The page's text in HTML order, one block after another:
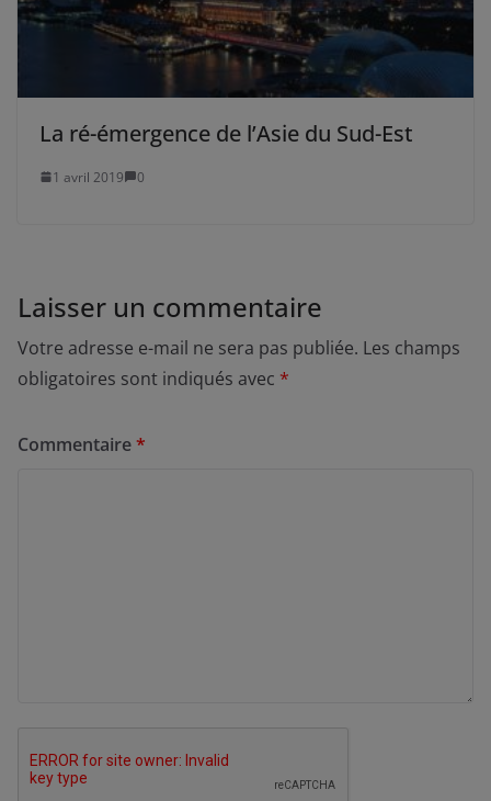
La ré-émergence de l’Asie du Sud-Est
1 avril 2019 0
Laisser un commentaire
Votre adresse e-mail ne sera pas publiée. Les champs
obligatoires sont indiqués avec *
Commentaire*